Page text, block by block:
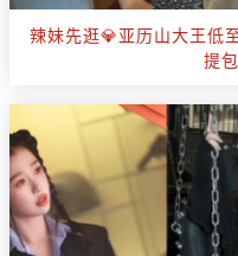
辣妹先逛💎亚历山大王低
提